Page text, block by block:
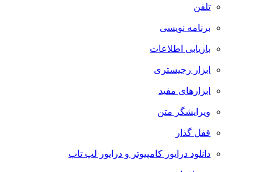
تلفن
برنامه نویسی
بازیابی اطلاعات
ابزار رجیستری
ابزارهای مفید
ویرایشگر متن
قفل گذار
دانلود درایور کامپیوتر و درایور لپ تاپ